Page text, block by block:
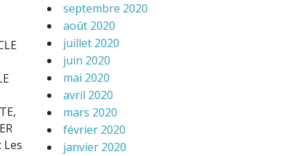
Les
septembre 2020
août 2020
juillet 2020
juin 2020
mai 2020
avril 2020
mars 2020
février 2020
janvier 2020